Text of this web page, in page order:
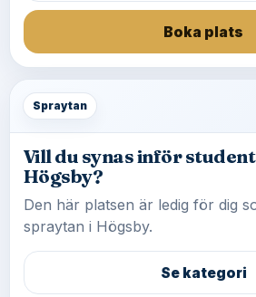
Boka plats
Spraytan
Vill du synas inför
Högsby?
Den här platsen är ledig för dig
spraytan i Högsby.
Se kategori